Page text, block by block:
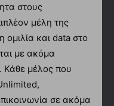
στους
μέλη της
ομιλία και data στο
με ακόμα
Κάθε μέλος που
σε ακόμα